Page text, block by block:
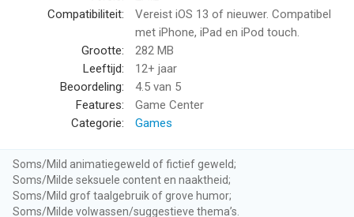
Compatibiliteit:
Vereist iOS 13 of nieuwer. Compatibel
met iPhone, iPad en iPod touch.
Grootte:
282 MB
Leeftijd:
12+ jaar
Beoordeling:
4.5 van 5
Features:
Game Center
Categorie:
Games
Soms/Mild animatiegeweld of fictief geweld;
Soms/Milde seksuele content en naaktheid;
Soms/Mild grof taalgebruik of grove humor;
Soms/Milde volwassen/suggestieve thema’s.